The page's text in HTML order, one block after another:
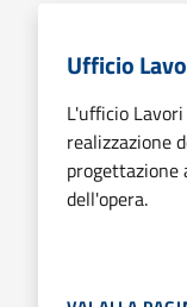
Ufficio
L'ufficio
realizzazione
progettazione
dell'opera.